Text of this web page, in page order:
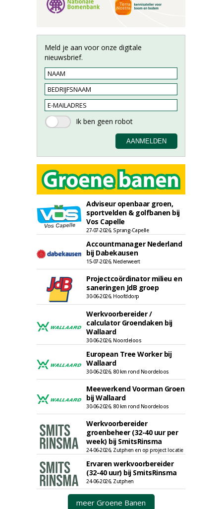
Meld je aan voor onze digitale
nieuwsbrief.
Adviseur openbaar groen,
sportvelden & golfbanen bij
Vos Capelle
27-07-2026, Sprang-Capelle
Accountmanager Nederland
bij Dabekausen
15-07-2026, Nederweert
Projectcoördinator milieu en
saneringen JdB groep
30-06-2026, Hoofddorp
Werkvoorbereider /
calculator Groendaken bij
Wallaard
30-06-2026, Noordeloos
European Tree Worker bij
Wallaard
30-06-2026, 80 km rond Noordeloos
Meewerkend Voorman Groen
bij Wallaard
30-06-2026, 80 km rond Noordeloos
Werkvoorbereider
groenbeheer (32-40 uur per
week) bij SmitsRinsma
24-06-2026, Zutphen en op project locatie
Ervaren werkvoorbereider
(32-40 uur) bij SmitsRinsma
24-06-2026, Zutphen
meer Groene Banen